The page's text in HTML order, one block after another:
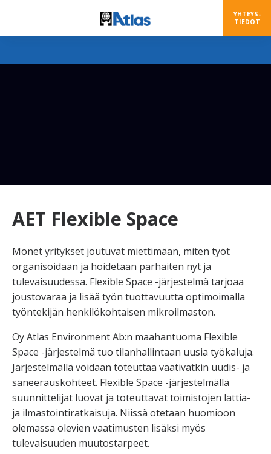
YHTEYS-
TIEDOT
AET Flexible Space
Monet yritykset joutuvat miettimään, miten työt
organisoidaan ja hoidetaan parhaiten nyt ja
tulevaisuudessa. Flexible Space -järjestelmä tarjoaa
joustovaraa ja lisää työn tuottavuutta optimoimalla
työntekijän henkilökohtaisen mikroilmaston.
Oy Atlas Environment Ab:n maahantuoma Flexible
Space -järjestelmä tuo tilanhallintaan uusia työkaluja.
Järjestelmällä voidaan toteuttaa vaativatkin uudis- ja
saneerauskohteet. Flexible Space -järjestelmällä
suunnittelijat luovat ja toteuttavat toimistojen lattia-
ja ilmastointiratkaisuja. Niissä otetaan huomioon
olemassa olevien vaatimusten lisäksi myös
tulevaisuuden muutostarpeet.